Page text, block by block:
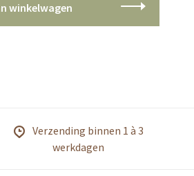
winkelwagen
Verzending binnen 1 à 3
werkdagen